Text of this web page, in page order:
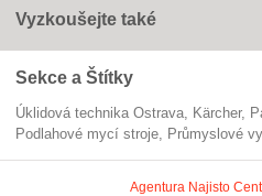
Vyzkoušejte také
Sekce a Štítky
Úklidová technika Ostrava Kärcher
podlahové mycí stroje
průmyslové
Agentura Najisto